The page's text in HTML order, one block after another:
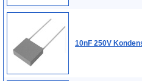
10nF 250V